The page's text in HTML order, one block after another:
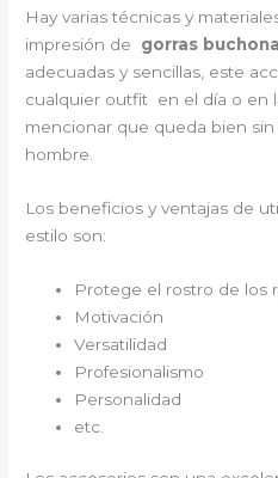
Hay varias técnicas y
impresión de gorras
adecuadas y sencillas, este
cualquier outfit en el día o en
mencionar que queda bien
hombre.
Los beneficios y ventajas de
estilo son:
Protege el rostro de los
Motivación
Versatilidad
Profesionalismo
Personalidad
etc.